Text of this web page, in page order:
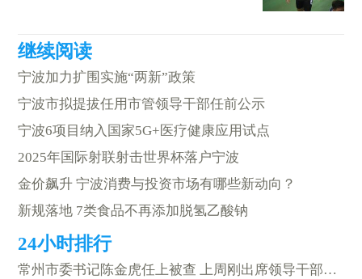
宁波加力扩围实施“两新”政策
宁波市拟提拔任用市管领导干部任前公示
宁波6项目纳入国家5G+医疗健康应用试点
2025年国际射联射击世界杯落户宁波
金价飙升 宁波消费与投资市场有哪些新动向？
新规落地 7类食品不再添加脱氢乙酸钠
常州市委书记陈金虎任上被查 上周刚出席领导干部警示教育大会